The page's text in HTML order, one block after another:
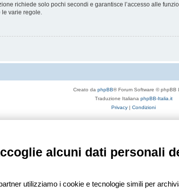
richiede solo pochi secondi e garantisce l’accesso alle
varie regole.
Creato da phpBB® Forum Software © phpBB
Traduzione Italiana phpBB-Italia.it
Privacy | Condizioni
alcuni dati personali
utilizziamo i cookie e tecnologie simili per